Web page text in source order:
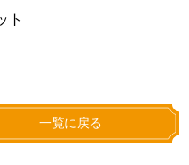
ト
一覧に戻る